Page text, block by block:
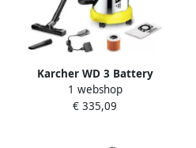
Karcher WD 3 Battery
Premium Set Accu Nat- en
droogstofzuiger 1.629-951.0
1 webshop
€ 335,09